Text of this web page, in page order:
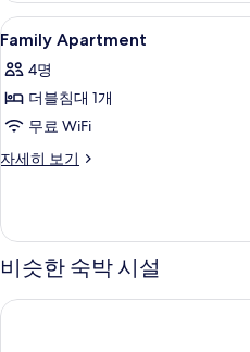
보
기
Family
Apartment
사
진
모
두
8
Family Apartment
4명
더블침대 1개
무료 WiFi
자세히 보기
Family
히
보
기
비슷한 숙박 시설
잔지바 로커